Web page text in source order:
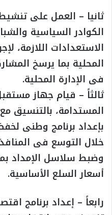
ثانيا – العمل على
الكوادر السياسية
الاستعدادات اللازمة،
المحلية بما يرسخ
فى الإدارة المحلية.
ثالثاً – قيام جهاز
المستدامة، بالتنسيق
بإعداد برنامج وطنى
خلال التوسع فى
وضبط سلاسل الإمداد
أسعار السلع الأساسية.
رابعاً – إعداد برنامج